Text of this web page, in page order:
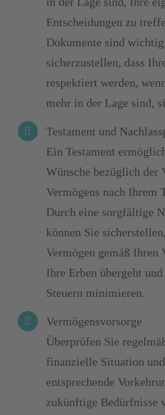
Entscheidungen zu
Dokumente sind
sicherzustellen, dass
respektiert werden,
mehr in der Lage sind,
Testament und
Ein Testament
Wünsche bezüglich der
Vermögens nach Ihrem
Durch eine sorgfältige
können Sie
Vermögen gemäß Ihren
Ihre Erben übergeht
Steuern minimieren.
Vermögensvorsorge
Überprüfen Sie
finanzielle Situation
entsprechende
zukünftige Bedürfnisse